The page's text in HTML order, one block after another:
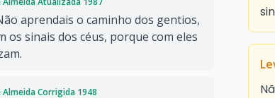
aprendais o caminho dos gentios,
os sinais dos céus, porque com eles
Almeida Corrigida 1948